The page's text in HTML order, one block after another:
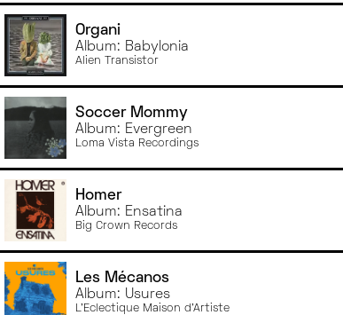
Organi
Album: Babylonia
Alien Transistor
Soccer Mommy
Album: Evergreen
Loma Vista Recordings
Homer
Album: Ensatina
Big Crown Records
Les Mécanos
Album: Usures
L'Eclectique Maison d'Artiste